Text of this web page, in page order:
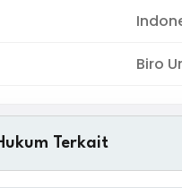
Biro
Terkait